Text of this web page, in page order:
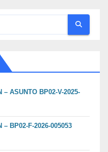
– ASUNTO BP02-V-2025-
– BP02-F-2026-005053